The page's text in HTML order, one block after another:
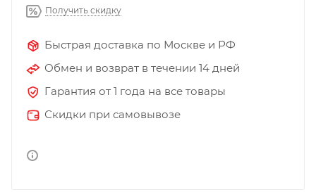
Получить скидку
Быстрая доставка по Москве и РФ
Обмен и возврат в течении 14 дней
Гарантия от 1 года на все товары
Скидки при самовывозе